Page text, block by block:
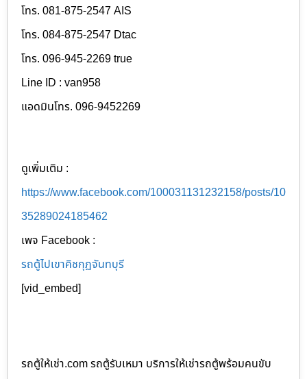
โทร. 081-875-2547 AIS
โทร. 084-875-2547 Dtac
โทร. 096-945-2269 true
Line ID : van958
แอดมินโทร. 096-9452269
ดูเพิ่มเติม :
https://www.facebook.com/100031131232158/posts/10
35289024185462
เพจ Facebook :
รถตู้ไปเขาคิชกุฏจันทบุรี
[vid_embed]
รถตู้ให้เช่า.com รถตู้รับเหมา บริการให้เช่ารถตู้พร้อมคนขับ